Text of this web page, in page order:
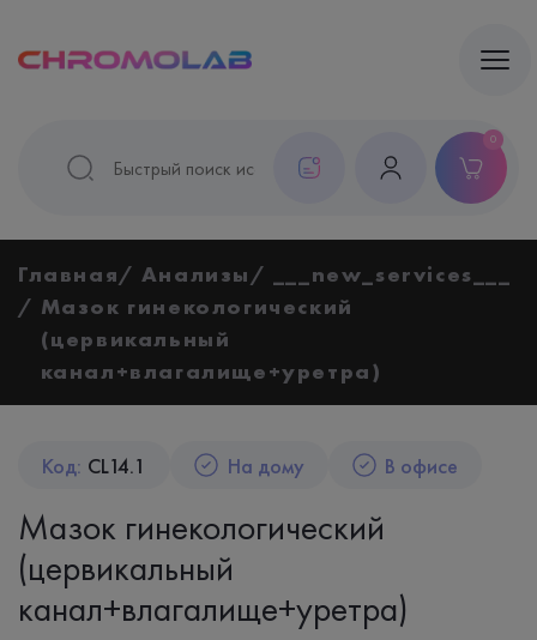
0
Главная Анализы
___new_services___
Мазок гинекологический
(цервикальный
канал+влагалище+уретра)
Код: CL14.1 На дому В офисе
Мазок гинекологический
(цервикальный
канал+влагалище+уретра)